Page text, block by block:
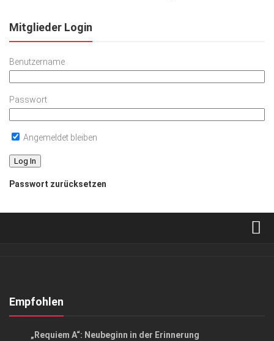
Mitglieder Login
Benutzername
Passwort
Angemeldet bleiben
Passwort zurücksetzen
Kontakt, Impressum
Empfohlen
„Requiem A“: Neubeginn in der Erinnerung